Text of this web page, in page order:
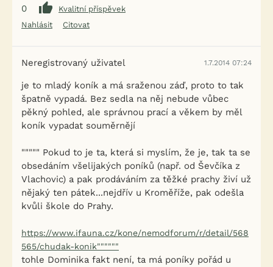
0
Kvalitní příspěvek
Nahlásit
Citovat
Neregistrovaný uživatel 1.7.2014 07:24
je to mladý koník a má sraženou záď, proto to tak
špatně vypadá. Bez sedla na něj nebude vůbec
pěkný pohled, ale správnou prací a věkem by měl
koník vypadat souměrnějí
""""" Pokud to je ta, která si myslím, že je, tak ta se
obsedáním všelijakých poníků (např. od Ševčíka z
Vlachovic) a pak prodáváním za těžké prachy živí už
nějaký ten pátek...nejdřív u Kroměříže, pak odešla
kvůli škole do Prahy.
https://www.ifauna.cz/kone/nemodforum/r/detail/568
565/chudak-konik""""""
tohle Dominika fakt není, ta má poníky pořád u